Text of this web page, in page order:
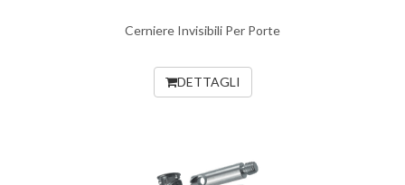
Cerniere Invisibili Per Porte
DETTAGLI